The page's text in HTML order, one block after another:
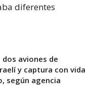
diferentes
dos aviones de
y captura con vida
según agencia